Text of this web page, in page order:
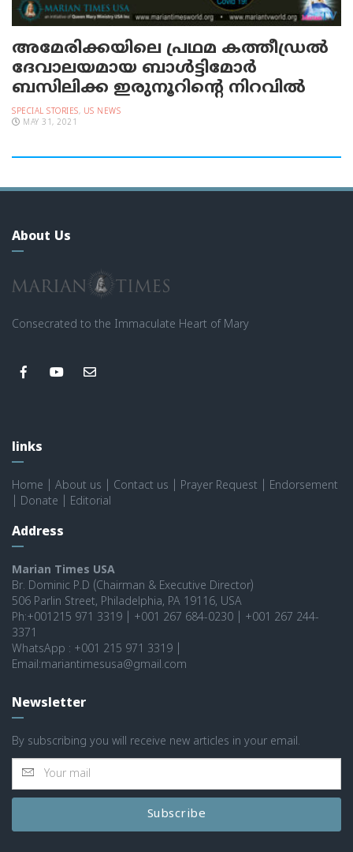
അമേരിക്കയിലെ പ്രഥമ കത്തീഡ്രല്‍
ദേവാലയമായ ബാള്‍ട്ടിമോര്‍
ബസിലിക്ക ഇരുനൂറിന്റെ നിറവില്‍
SPECIAL STORIES, US NEWS
MAY 31, 2021
About Us
Consecrated to the Immaculate Heart of Mary
links
Home About us Contact us Prayer Request
Endorsement
Donate Editorial
Address
Marian Times USA
Br. Dominic P.D (Chairman & Executive Director)
506 Parlin Street, Philadelphia, PA 19116, USA
Ph:+001215 971 3319 | +001 267 684-0230 | +001 267 244-
3371
WhatsApp : +001 215 971 3319 |
Email:mariantimesusa@gmail.com
Newsletter
By subscribing you will receive new articles in your email.
Subscribe